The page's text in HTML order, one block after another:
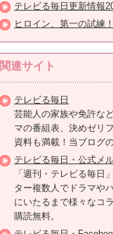
テレビる毎日更新情報
ヒロイン、第一の試練！
関連サイト
テレビる毎日
芸能人の家族や免許な
マの番組表、決めゼリ
資料も満載！当ブログ
テレビる毎日・公式メ
「週刊・テレビる毎日
ター複数人でドラマや
にいたるまで様々なコ
購読無料。